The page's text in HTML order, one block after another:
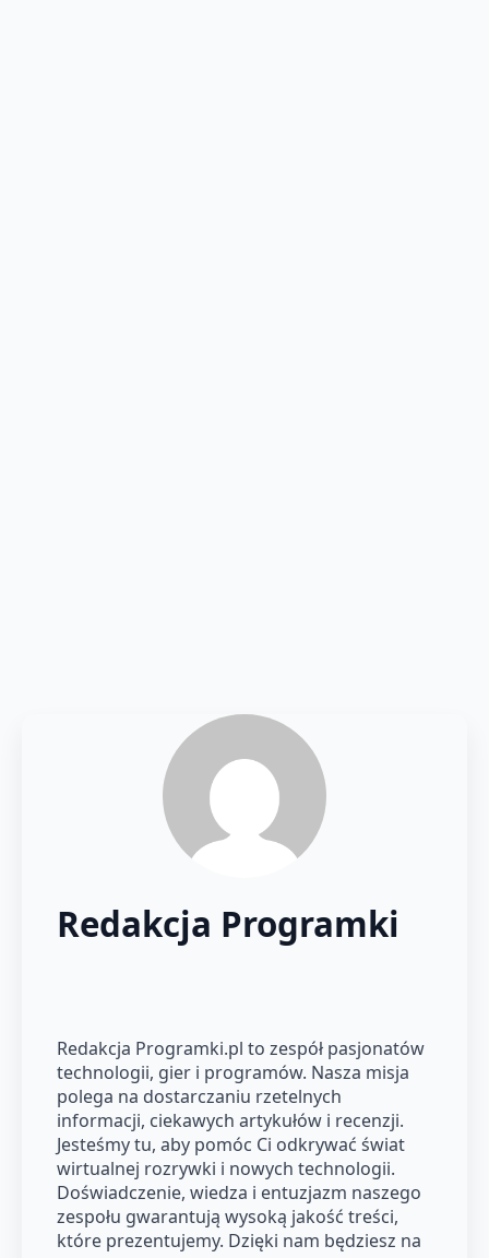
Redakcja Programki
Redakcja Programki.pl to zespół pasjonatów
technologii, gier i programów. Nasza misja
polega na dostarczaniu rzetelnych
informacji, ciekawych artykułów i recenzji.
Jesteśmy tu, aby pomóc Ci odkrywać świat
wirtualnej rozrywki i nowych technologii.
Doświadczenie, wiedza i entuzjazm naszego
zespołu gwarantują wysoką jakość treści,
które prezentujemy. Dzięki nam będziesz na